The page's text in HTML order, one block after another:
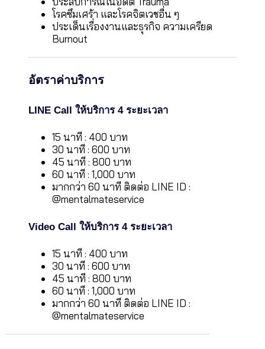
โรคซึมเศร้า และโรคจิตเวชอื่น ๆ
ประเด็นเรื่องงานและธุรกิจ ความเครียด
Burnout
อัตราค่าบริการ
LINE Call ให้บริการ 4 ระยะเวลา
15 นาที : 400 บาท
30 นาที : 600 บาท
45 นาที : 800 บาท
60 นาที : 1,000 บาท
มากกว่า 60 นาที ติดต่อ LINE ID :
@mentalmateservice
Video Call ให้บริการ 4 ระยะเวลา
15 นาที : 400 บาท
30 นาที : 600 บาท
45 นาที : 800 บาท
60 นาที : 1,000 บาท
มากกว่า 60 นาที ติดต่อ LINE ID :
@mentalmateservice